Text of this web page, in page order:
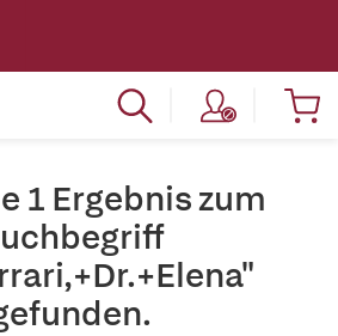
1 Ergebnis zum